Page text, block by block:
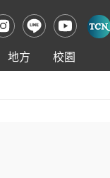
地方
校園